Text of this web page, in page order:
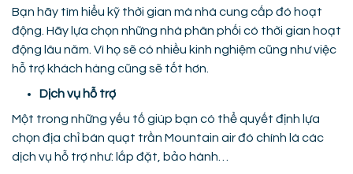
Bạn hãy tìm hiểu kỹ thời gian mà nhà cung cấp đó hoạt
động. Hãy lựa chọn những nhà phân phối có thời gian hoạt
động lâu năm. Vì họ sẽ có nhiều kinh nghiệm cũng như việc
hỗ trợ khách hàng cũng sẽ tốt hơn.
Dịch vụ hỗ trợ
Một trong những yếu tố giúp bạn có thể quyết định lựa
chọn địa chỉ bán quạt trần Mountain air đó chính là các
dịch vụ hỗ trợ như: lắp đặt, bảo hành…